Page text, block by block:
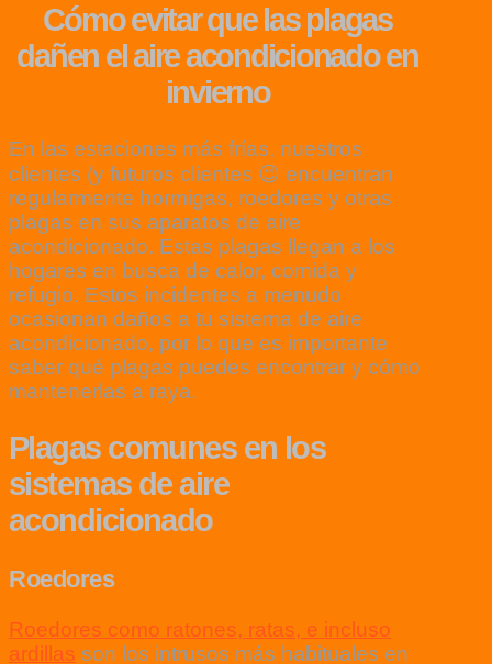
Cómo evitar que las plagas
dañen el aire acondicionado en
invierno
En las estaciones más frías, nuestros
clientes (y futuros clientes 😉 encuentran
regularmente hormigas, roedores y otras
plagas en sus aparatos de aire
acondicionado. Estas plagas llegan a los
hogares en busca de calor, comida y
refugio. Estos incidentes a menudo
ocasionan daños a tu sistema de aire
acondicionado, por lo que es importante
saber qué plagas puedes encontrar y cómo
mantenerlas a raya.
Plagas comunes en los
sistemas de aire
acondicionado
Roedores
Roedores como ratones, ratas, e incluso
ardillas son los intrusos más habituales en